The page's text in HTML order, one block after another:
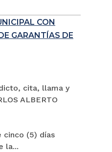
CON
GARANTÍAS DE
cita, llama y
ALBERTO
cinco (5) días
la...